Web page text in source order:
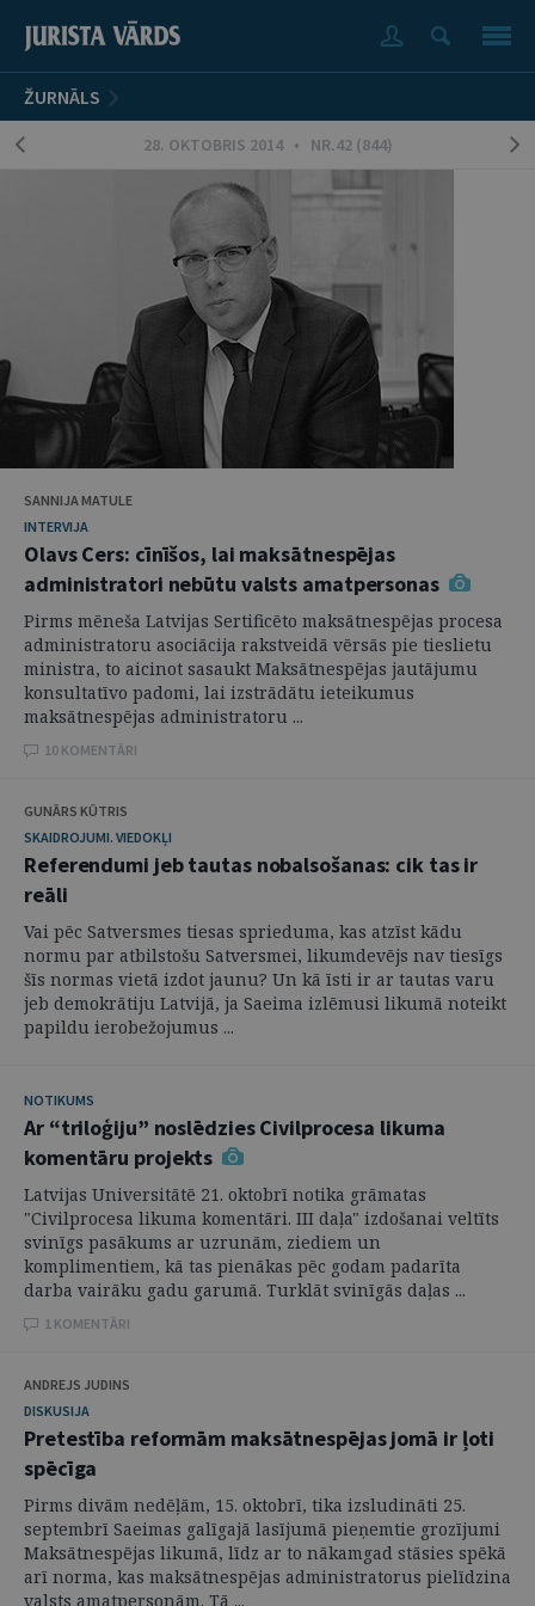
ŽURNĀLS
28. OKTOBRIS 2014 • NR.42 (844)
SANNIJA MATULE
INTERVIJA
Olavs Cers: cīnīšos, lai maksātnespējas
administratori nebūtu valsts amatpersonas
Pirms mēneša Latvijas Sertificēto maksātnespējas procesa
administratoru asociācija rakstveidā vērsās pie tieslietu
ministra, to aicinot sasaukt Maksātnespējas jautājumu
konsultatīvo padomi, lai izstrādātu ieteikumus
maksātnespējas administratoru ...
10 KOMENTĀRI
GUNĀRS KŪTRIS
SKAIDROJUMI. VIEDOKĻI
Referendumi jeb tautas nobalsošanas: cik tas ir
reāli
Vai pēc Satversmes tiesas sprieduma, kas atzīst kādu
normu par atbilstošu Satversmei, likumdevējs nav tiesīgs
šīs normas vietā izdot jaunu? Un kā īsti ir ar tautas varu
jeb demokrātiju Latvijā, ja Saeima izlēmusi likumā noteikt
papildu ierobežojumus ...
NOTIKUMS
Ar “triloģiju” noslēdzies Civilprocesa likuma
komentāru projekts
Latvijas Universitātē 21. oktobrī notika grāmatas
"Civilprocesa likuma komentāri. III daļa" izdošanai veltīts
svinīgs pasākums ar uzrunām, ziediem un
komplimentiem, kā tas pienākas pēc godam padarīta
darba vairāku gadu garumā. Turklāt svinīgās daļas ...
1 KOMENTĀRI
ANDREJS JUDINS
DISKUSIJA
Pretestība reformām maksātnespējas jomā ir ļoti
spēcīga
Pirms divām nedēļām, 15. oktobrī, tika izsludināti 25.
septembrī Saeimas galīgajā lasījumā pieņemtie grozījumi
Maksātnespējas likumā, līdz ar to nākamgad stāsies spēkā
arī norma, kas maksātnespējas administratorus pielīdzina
valsts amatpersonām. Tā ...